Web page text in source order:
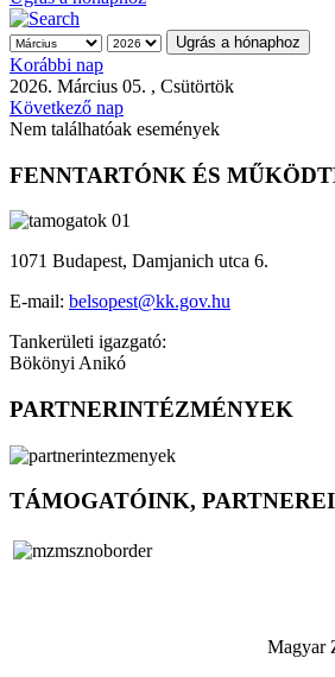
Ugrás a hónaphoz
Korábbi nap
2026. Március 05. , Csütörtök
Következő nap
Nem találhatóak események
FENNTARTÓNK ÉS
1071 Budapest, Damjanich utca 6.
E-mail: belsopest@kk.gov.hu
Tankerületi igazgató:
Bökönyi Anikó
PARTNERINTÉZMÉNYEK
TÁMOGATÓINK,
Magyar